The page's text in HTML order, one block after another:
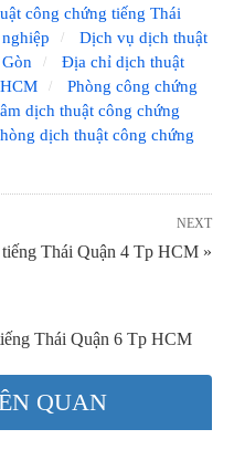
công chứng tiếng Thái
Dịch vụ dịch thuật
Địa chỉ dịch thuật
Phòng công chứng
dịch thuật công chứng
dịch thuật công chứng
NEXT
Thái Quận 4 Tp HCM »
Thái Quận 6 Tp HCM
QUAN